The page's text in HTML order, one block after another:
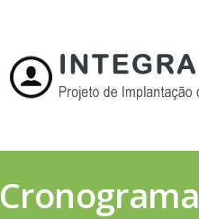
Cronograma